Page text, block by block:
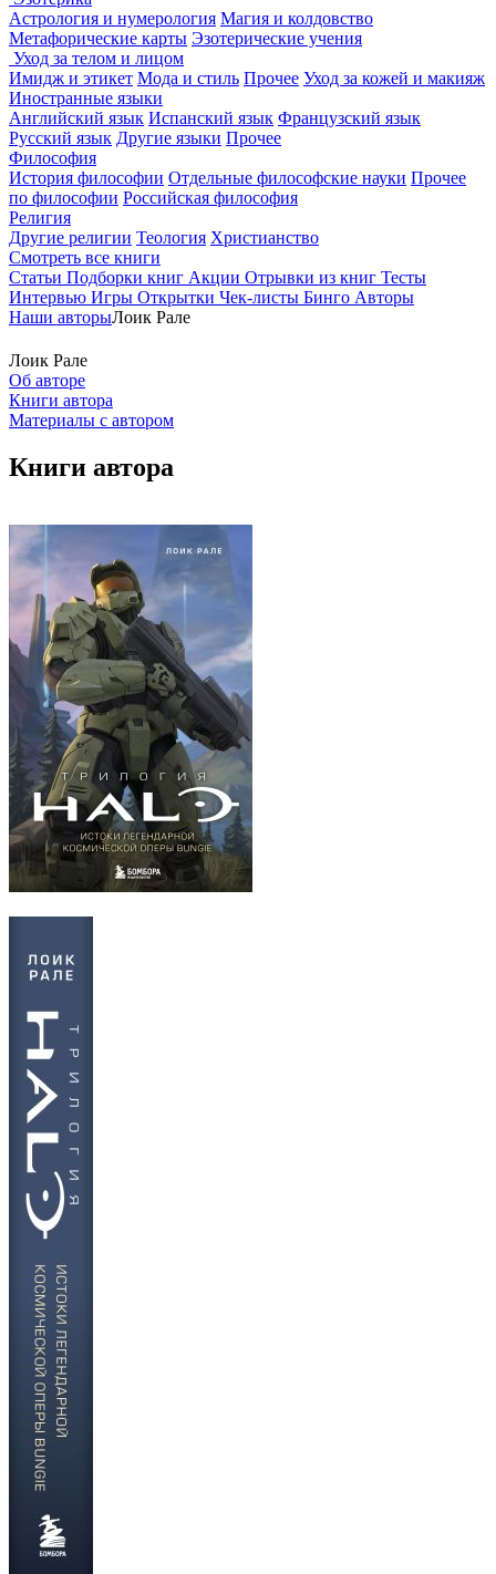
Астрология и нумерология Магия и колдовство
Метафорические карты Эзотерические учения
Уход за телом и лицом
Имидж и этикет Мода и стиль Прочее Уход за кожей и макияж
Иностранные языки
Английский язык Испанский язык Французский язык
Русский язык Другие языки Прочее
Философия
История философии Отдельные философские науки Прочее
по философии Российская философия
Религия
Другие религии Теология Христианство
Смотреть все книги
Статьи Подборки книг Акции Отрывки из книг Тесты
Интервью Игры Открытки Чек-листы Бинго Авторы
Наши авторыЛоик Рале
Лоик Рале
Об авторе
Книги автора
Материалы с автором
Книги автора